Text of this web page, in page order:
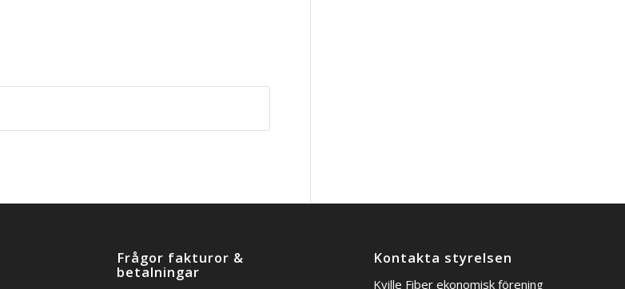
Frågor fakturor &
betalningar
Kontakta styrelsen
Kville Fiber ekonomisk förening